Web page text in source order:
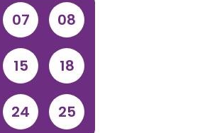
07 08
15 18
24 25